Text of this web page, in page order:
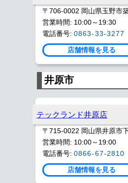
〒706-0002 岡山県玉野市
営業時間: 10:00～19:30
電話番号: 0863-33-3277
店舗情報を見る
井原市
テックランド井原店
〒715-0022 岡山県井原市
営業時間: 10:00～19:00
電話番号: 0866-67-2810
店舗情報を見る